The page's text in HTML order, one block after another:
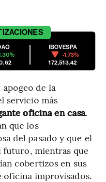
IBOVESPA
-1.73%
172,513.42
de la
servicio más
oficina en casa.
que los
del pasado y que el
futuro, mientras que
cobertizos en sus
oficina improvisados.